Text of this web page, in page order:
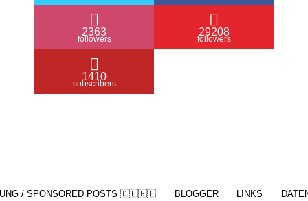
2363
followers
29208
followers
1410
subscribers
/ SPONSORED POSTS 🇩🇪🇬🇧 BLOGGER LINKS